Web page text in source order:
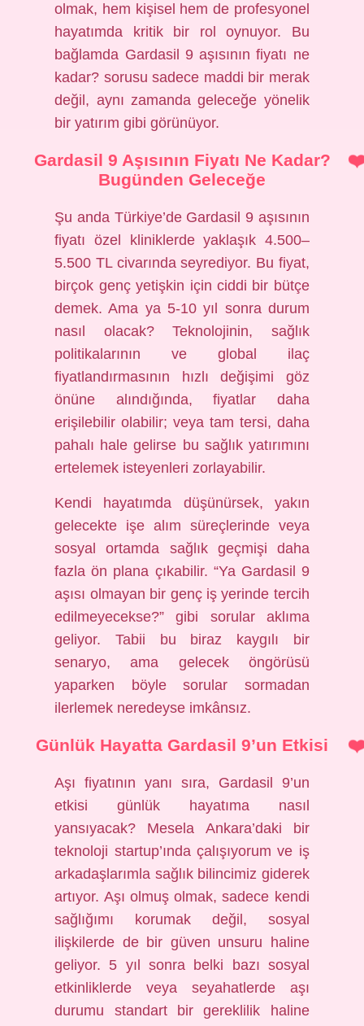
olmak, hem kişisel hem de profesyonel
hayatımda kritik bir rol oynuyor. Bu
bağlamda Gardasil 9 aşısının fiyatı ne
kadar? sorusu sadece maddi bir merak
değil, aynı zamanda geleceğe yönelik
bir yatırım gibi görünüyor.
Gardasil 9 Aşısının Fiyatı Ne Kadar?
Bugünden Geleceğe
Şu anda Türkiye’de Gardasil 9 aşısının
fiyatı özel kliniklerde yaklaşık 4.500–
5.500 TL civarında seyrediyor. Bu fiyat,
birçok genç yetişkin için ciddi bir bütçe
demek. Ama ya 5-10 yıl sonra durum
nasıl olacak? Teknolojinin, sağlık
politikalarının ve global ilaç
fiyatlandırmasının hızlı değişimi göz
önüne alındığında, fiyatlar daha
erişilebilir olabilir; veya tam tersi, daha
pahalı hale gelirse bu sağlık yatırımını
ertelemek isteyenleri zorlayabilir.
Kendi hayatımda düşünürsek, yakın
gelecekte işe alım süreçlerinde veya
sosyal ortamda sağlık geçmişi daha
fazla ön plana çıkabilir. “Ya Gardasil 9
aşısı olmayan bir genç iş yerinde tercih
edilmeyecekse?” gibi sorular aklıma
geliyor. Tabii bu biraz kaygılı bir
senaryo, ama gelecek öngörüsü
yaparken böyle sorular sormadan
ilerlemek neredeyse imkânsız.
Günlük Hayatta Gardasil 9’un Etkisi
Aşı fiyatının yanı sıra, Gardasil 9’un
etkisi günlük hayatıma nasıl
yansıyacak? Mesela Ankara’daki bir
teknoloji startup’ında çalışıyorum ve iş
arkadaşlarımla sağlık bilincimiz giderek
artıyor. Aşı olmuş olmak, sadece kendi
sağlığımı korumak değil, sosyal
ilişkilerde de bir güven unsuru haline
geliyor. 5 yıl sonra belki bazı sosyal
etkinliklerde veya seyahatlerde aşı
durumu standart bir gereklilik haline